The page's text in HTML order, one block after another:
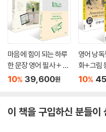
CHAPTER 5 다정한 말이 마음
SECTION 1 부정적인 말은 섬세
UNIT 1 안 좋은 소식을 조심스럽
UNIT 2 부드럽게 평가/판단하기
UNIT 3 기분 나쁘지 않게 조언하기
UNIT 4 부정적인 언어를 부드럽게
UNIT 6 딱딱하지 않게 금지하기
마음에 힘이 되는 하루
한 문장 영어 필사 + 마
음이 단단해지는 하루
10% 39,600원
영어 낭
화+그림
센 동화
10%
이 책을 구입하신 분들이